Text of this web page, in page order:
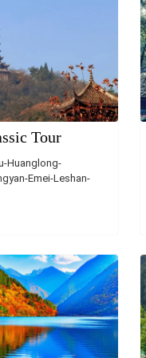
Tour
Huanglong-
Emei-Leshan-